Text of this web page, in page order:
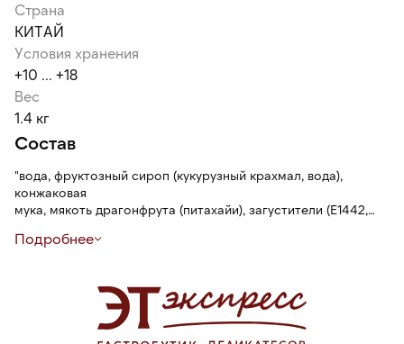
Страна
КИТАЙ
Условия хранения
+10 ... +18
Вес
1.4 кг
Состав
"вода, фруктозный сироп (кукурузный крахмал, вода),
конжаковая
мука, мякоть драгонфрута (питахайи), загустители (Е1442,
камедь, каррагинан, Е508), регуляторы кислотности (Е327,
красители (Е129, Е124, Е133), антиокислитель Е386,
ароматизатор"
Подробнее